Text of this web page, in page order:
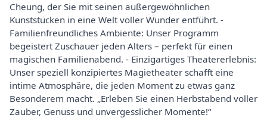
Cheung, der Sie mit seinen außergewöhnlichen
Kunststücken in eine Welt voller Wunder entführt. -
Familienfreundliches Ambiente: Unser Programm
begeistert Zuschauer jeden Alters – perfekt für einen
magischen Familienabend. - Einzigartiges Theatererlebnis:
Unser speziell konzipiertes Magietheater schafft eine
intime Atmosphäre, die jeden Moment zu etwas ganz
Besonderem macht. „Erleben Sie einen Herbstabend voller
Zauber, Genuss und unvergesslicher Momente!“